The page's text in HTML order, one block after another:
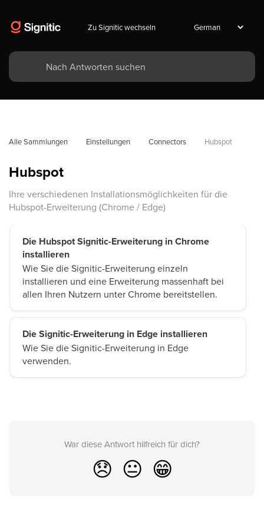
Zu Signitic wechseln
Alle Sammlungen Einstellungen Connectors Hubspot
Hubspot
Ihre verschiedenen Installationsmöglichkeiten für die
Hubspot-Erweiterung (Chrome / Edge)
Die Hubspot Signitic-Erweiterung in Chrome
installieren
Wie Sie die Signitic-Erweiterung einzeln
installieren und eine Erweiterung massenhaft bei
allen Ihren Nutzern unter Chrome bereitstellen.
Die Signitic-Erweiterung in Edge installieren
Wie Sie die Signitic-Erweiterung in Edge
verwenden.
War diese Antwort hilfreich für dich?
😞 😐 😁